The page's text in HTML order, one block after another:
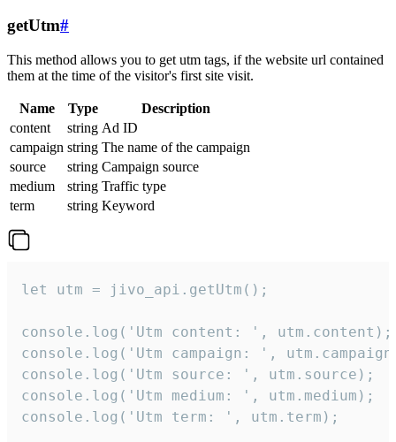
getUtm#
This method allows you to get utm tags, if the website url contained
them at the time of the visitor's first site visit.
Name Type
Description
content
string Ad ID
campaign string The name of the campaign
source
string Campaign source
medium
string Traffic type
term
string Keyword
let utm = jivo_api.getUtm();
console.log('Utm content: ', utm.content);
console.log('Utm campaign: ',
console.log('Utm source: ', utm.source);
console.log('Utm medium: ', utm.medium);
console.log('Utm term: ', utm.term);